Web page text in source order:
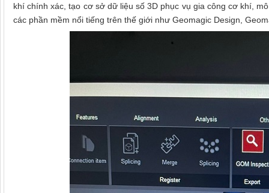
khí chính xác, tạo cơ sở dữ liệu số 3D phục vụ gia công cơ khí,
các phần mềm nổi tiếng trên thế giới như Geomagic Design,